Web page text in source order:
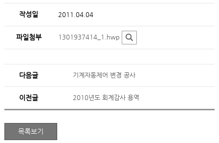
작성일 2011.04.04
파일첨부 1301937414_1.hwp
다음글 기계자동제어 변경 공사
이전글 2010년도 회계감사 용역